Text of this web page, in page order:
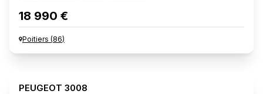
18 990 €
Poitiers (86)
PEUGEOT 3008